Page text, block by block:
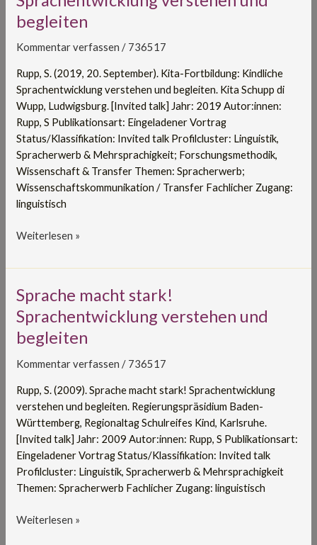
begleiten
Kommentar verfassen / 736517
Rupp, S. (2019, 20. September). Kita-Fortbildung: Kindliche
Sprachentwicklung verstehen und begleiten. Kita Schupp di
Wupp, Ludwigsburg. [Invited talk] Jahr: 2019 Autor:innen:
Rupp, S Publikationsart: Eingeladener Vortrag
Status/Klassifikation: Invited talk Profilcluster: Linguistik,
Spracherwerb & Mehrsprachigkeit; Forschungsmethodik,
Wissenschaft & Transfer Themen: Spracherwerb;
Wissenschaftskommunikation / Transfer Fachlicher Zugang:
linguistisch
Kindliche
Sprachentwicklung
begleiten
Weiterlesen »
Sprache macht stark!
Sprachentwicklung verstehen und
begleiten
Kommentar verfassen / 736517
Rupp, S. (2009). Sprache macht stark! Sprachentwicklung
verstehen und begleiten. Regierungspräsidium Baden-
Württemberg, Regionaltag Schulreifes Kind, Karlsruhe.
[Invited talk] Jahr: 2009 Autor:innen: Rupp, S Publikationsart:
Eingeladener Vortrag Status/Klassifikation: Invited talk
Profilcluster: Linguistik, Spracherwerb & Mehrsprachigkeit
Themen: Spracherwerb Fachlicher Zugang: linguistisch
Sprache
macht
stark!
Sprachentwicklung
begleiten
Weiterlesen »